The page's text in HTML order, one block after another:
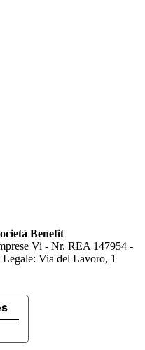
Benefit
Vi - Nr. REA 147954 -
Via del Lavoro, 1